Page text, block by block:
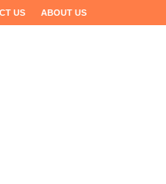
US ABOUT US